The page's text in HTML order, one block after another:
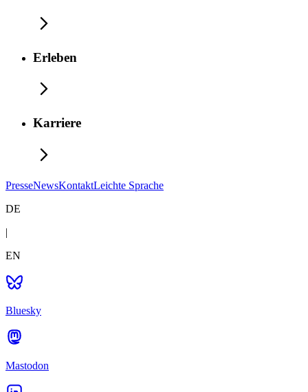
Erleben
Karriere
PresseNewsKontaktLeichte Sprache
DE
|
EN
Bluesky
Mastodon